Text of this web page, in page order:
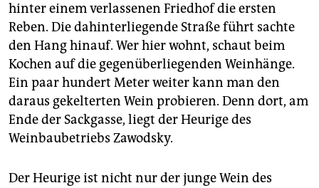
hinter einem verlassenen Friedhof die ersten
Reben. Die dahinterliegende Straße führt sachte
den Hang hinauf. Wer hier wohnt, schaut beim
Kochen auf die gegenüberliegenden Weinhänge.
Ein paar hundert Meter weiter kann man den
daraus gekelterten Wein probieren. Denn dort, am
Ende der Sackgasse, liegt der Heurige des
Weinbaubetriebs Zawodsky.
Der Heurige ist nicht nur der junge Wein des